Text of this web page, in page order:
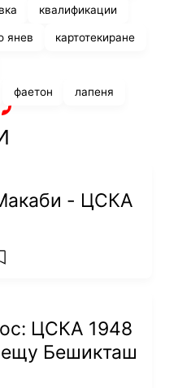
квалификации
янев картотекиране
фаетон лапеня
- ЦСКА
favorites
ЦСКА 1948
Бешикташ